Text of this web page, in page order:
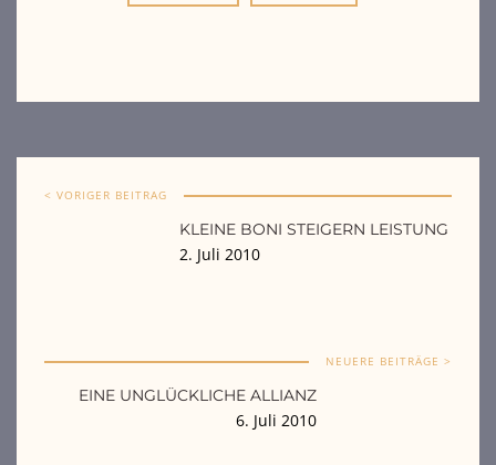
< VORIGER BEITRAG
KLEINE BONI STEIGERN LEISTUNG
2. Juli 2010
NEUERE BEITRÄGE >
EINE UNGLÜCKLICHE ALLIANZ
6. Juli 2010